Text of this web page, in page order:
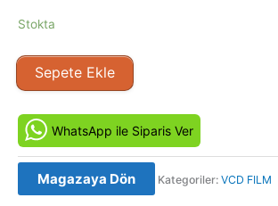
Stokta
Amerikan
Büyüsü
An
American
Haunting
(2005)
Sepete Ekle
WhatsApp ile Siparis Ver
Magazaya Dön Kategoriler: VCD FILM